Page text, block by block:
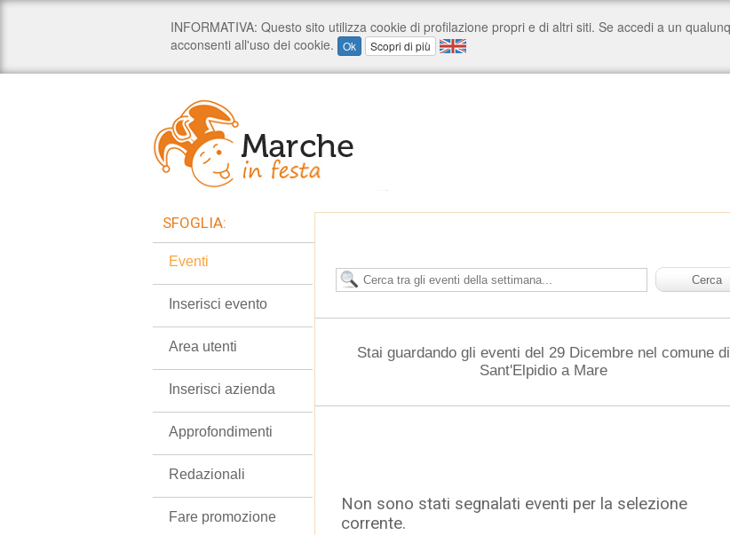
Stai guardando gli eventi del 29 Dicembre nel comune di
Sant'Elpidio a Mare
Non sono stati segnalati eventi per la selezione
corrente.
SFOGLIA:
Eventi
Inserisci evento
Area utenti
Inserisci azienda
Approfondimenti
Redazionali
Fare promozione